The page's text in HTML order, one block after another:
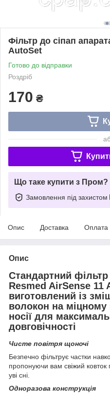
Фільтр до сіпап
AutoSet
Готово до відправки
Роздріб
170 ₴
Що таке купити з Пром?
Замовлення під захистом
Опис Доставка Оплата
Опис
Стандартний фільтр
Resmed AirSense 11
виготовлений із
волокон на міцному
носії для
довговічності
Чисте повітря щоночі
Безпечно фільтрує частки
пропонуючи вам свіжий ковток
уві сні.
Одноразова конструкція